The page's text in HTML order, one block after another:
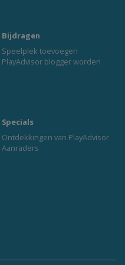
Bijdragen
Speelplek toevoegen
PlayAdvisor blogger worden
Specials
Ontdekkingen van PlayAdvisor
Aanraders